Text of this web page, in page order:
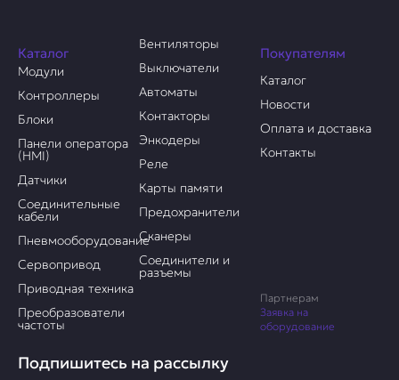
Подпишитесь на рассылку
Каталог
Модули
Контроллеры
Блоки
Панели оператора
(HMI)
Датчики
Соединительные
кабели
Пневмооборудование
Сервопривод
Приводная техника
Преобразователи
частоты
Вентиляторы
Выключатели
Автоматы
Контакторы
Энкодеры
Реле
Карты памяти
Предохранители
Сканеры
Соединители и
разъемы
Покупателям
Каталог
Новости
Оплата и доставка
Контакты
Партнерам
Заявка на
оборудование